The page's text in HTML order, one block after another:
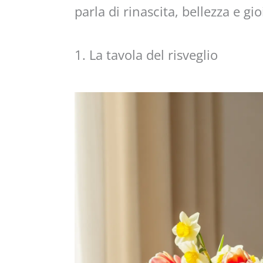
parla di rinascita, bellezza e
1. La tavola del risveglio